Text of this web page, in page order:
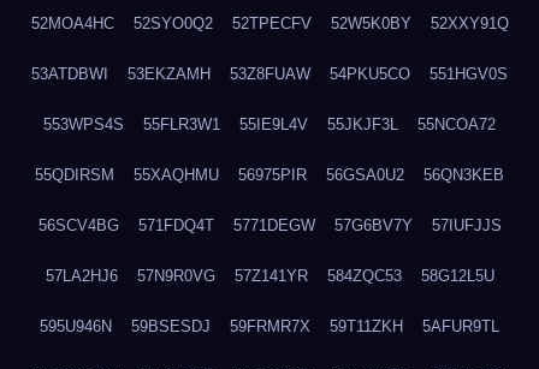
52MOA4HC 52SYO0Q2 52TPECFV 52W5K0BY 52XXY91Q
53ATDBWI 53EKZAMH 53Z8FUAW 54PKU5CO 551HGV0S
553WPS4S 55FLR3W1 55IE9L4V 55JKJF3L 55NCOA72
55QDIRSM 55XAQHMU 56975PIR 56GSA0U2 56QN3KEB
56SCV4BG 571FDQ4T 5771DEGW 57G6BV7Y 57IUFJJS
57LA2HJ6 57N9R0VG 57Z141YR 584ZQC53 58G12L5U
595U946N 59BSESDJ 59FRMR7X 59T11ZKH 5AFUR9TL